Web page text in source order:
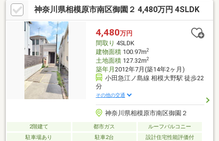
CF張(洗面室、1・2階トイレ)、クロス貼【外装】外壁・屋根塗装
【その他】照明器具、スイッチ・コンセント、建具、インターホ
ン、ハウスクリーニング◆周辺環境◆・業務スーパー相武台店ま
で徒歩3分・スーパー三和相武台店まで徒歩5分・座間市立相武台
東小学校まで徒歩5分
神奈川県相模原市南区御園２ 4,480万円 4SLDK
4,480万円
間取り 4SLDK
建物面積100.97m2
土地面積127.32m2
築年月 2012年7月(築14年2ヶ月)
小田急江ノ島線 相模大野駅 徒歩22
分
その他の交通
神奈川県相模原市南区御園２
2階建て 都市ガス
ルーフバルコニー
駐車場あり
駐車2台 設計住宅性能評価付